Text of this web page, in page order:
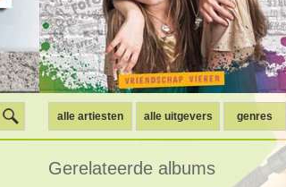
alle artiesten alle uitgevers genres
Gerelateerde albums